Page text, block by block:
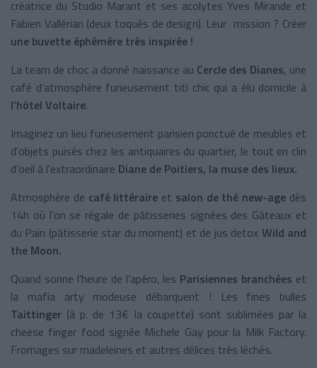
créatrice du Studio Marant et ses acolytes Yves Mirande et
Fabien Vallérian (deux toqués de design). Leur mission ? Créer
une buvette éphémère très inspirée !
La team de choc a donné naissance au Cercle des Dianes, une
café d’atmosphère furieusement titi chic qui a élu domicile à
l’hôtel Voltaire.
Imaginez un lieu furieusement parisien ponctué de meubles et
d'objets puisés chez les antiquaires du quartier, le tout en clin
d’oeil à l'extraordinaire Diane de Poitiers, la muse des lieux.
Atmosphère de café littéraire et salon de thé new-age dès
14h où l’on se régale de pâtisseries signées des Gâteaux et
du Pain (pâtisserie star du moment) et de jus detox Wild and
the Moon.
Quand sonne l’heure de l’apéro, les Parisiennes branchées et
la mafia arty modeuse débarquent ! Les fines bulles
Taittinger (à p. de 13€ la coupette) sont sublimées par la
cheese finger food signée Michele Gay pour la Milk Factory.
Fromages sur madeleines et autres délices très léchés.